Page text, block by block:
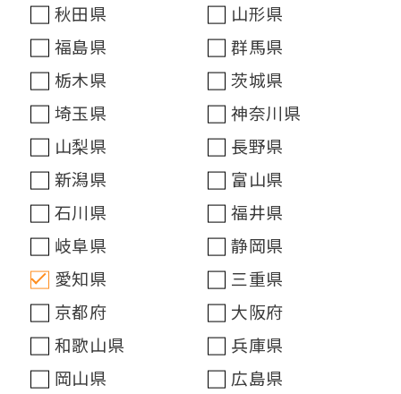
秋田県
山形県
福島県
群馬県
栃木県
茨城県
埼玉県
神奈川県
山梨県
長野県
新潟県
富山県
石川県
福井県
岐阜県
静岡県
愛知県
三重県
京都府
大阪府
和歌山県
兵庫県
岡山県
広島県